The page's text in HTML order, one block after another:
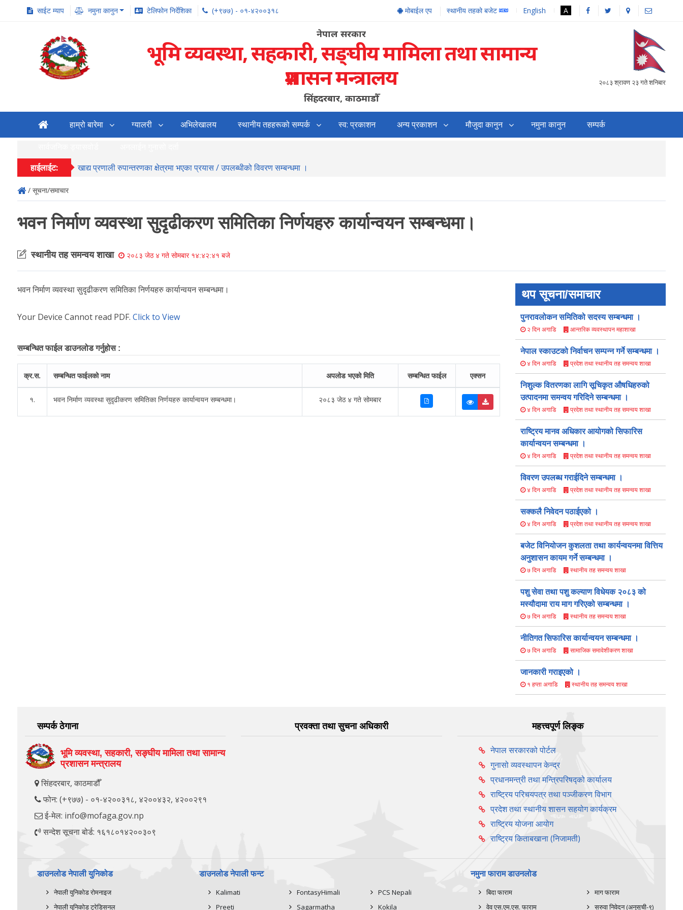
साईट म्याप नमुना कानुन टेलिफोन निर्देशिका (+९७७) - ०१-४२००३१८ मोबाईल एप स्थानीय तहको बजेट English A
नेपाल सरकार
भूमि व्यवस्था, सहकारी, सङ्‍घीय मामिला तथा सामान्य
प्रशासन मन्त्रालय
सिंहदरबार, काठमाडौँ
२०८३ श्रावण २३ गते शनिबार
हाम्रो बारेमा ग्यालरी अभिलेखालय स्थानीय तहहरूको सम्पर्क स्व: प्रकाशन अन्य प्रकाशन मौजुदा कानुन नमुना कानुन सम्पर्क
हाईलाईट: खाद्य प्रणाली रुपान्तरणका क्षेत्रमा भएका प्रयास / उपलब्धीको विवरण सम्बन्धमा ।
/ सूचना/समाचार
भवन निर्माण व्यवस्था सुदृढीकरण समितिका निर्णयहरु कार्यान्वयन सम्बन्धमा।
स्थानीय तह समन्वय शाखा २०८३ जेठ ४ गते सोमबार १४:४२:४१ बजे
भवन निर्माण व्यवस्था सुदृढीकरण समितिका निर्णयहरु कार्यान्वयन सम्बन्धमा।
Your Device Cannot read PDF. Click to View
सम्बन्धित फाईल डाउनलोड गर्नुहोस :
क्र.स. सम्बन्धित फाईलको नाम अपलोड भएको मिति सम्बन्धित फाईल एक्सन
१. भवन निर्माण व्यवस्था सुदृढीकरण समितिका निर्णयहरु कार्यान्वयन सम्बन्धमा। २०८३ जेठ ४ गते सोमबार
थप सूचना/समाचार
पुनरावलोकन समितिको सदस्य सम्बन्धमा ।
२ दिन अगाडि आन्तरिक व्यवस्थापन महाशाखा
नेपाल स्काउटको निर्वाचन सम्पन्न गर्ने सम्बन्धमा ।
४ दिन अगाडि प्रदेश तथा स्थानीय तह समन्वय शाखा
निशुल्क वितरणका लागि सूचिकृत औषधिहरुको
उत्पादनमा समन्वय गरिदिने सम्बन्धमा ।
४ दिन अगाडि प्रदेश तथा स्थानीय तह समन्वय शाखा
राष्ट्रिय मानव अधिकार आयोगको सिफारिस
कार्यान्वयन सम्बन्धमा ।
४ दिन अगाडि प्रदेश तथा स्थानीय तह समन्वय शाखा
विवरण उपलब्ध गराईदिने सम्बन्धमा ।
४ दिन अगाडि प्रदेश तथा स्थानीय तह समन्वय शाखा
सक्कलै निवेदन पठाईएको ।
४ दिन अगाडि प्रदेश तथा स्थानीय तह समन्वय शाखा
बजेट विनियोजन कुशलता तथा कार्यन्वयनमा वित्तिय
अनुशासन कायम गर्ने सम्बन्धमा ।
७ दिन अगाडि स्थानीय तह समन्वय शाखा
पशु सेवा तथा पशु कल्याण विधेयक २०८३ को
मस्यौ‍दामा राय माग गरिएको सम्बन्धमा ।
७ दिन अगाडि स्थानीय तह समन्वय शाखा
नीतिगत सिफारिस कार्यान्वयन सम्बन्धमा ।
७ दिन अगाडि सामाजिक समावेशीकरण शाखा
जानकारी गराइएको ।
१ हप्ता अगाडि स्थानीय तह समन्वय शाखा
सम्पर्क ठेगाना
भूमि व्यवस्था, सहकारी, सङ्‍घीय मामिला तथा सामान्य
प्रशासन मन्त्रालय
सिंहदरबार, काठमाडौँ
फोन: (+९७७) - ०१-४२००३१८, ४२००४३२, ४२००२९१
ई-मेल: info@mofaga.gov.np
सन्देश सूचना बोर्ड: १६१८०१४२००३०९
प्रवक्ता तथा सुचना अधिकारी महत्त्वपूर्ण लिङ्क
नेपाल सरकारको पोर्टल
गुनासो व्यवस्थापन केन्द्र
प्रधानमन्त्री तथा मन्त्रिपरिषद्को कार्यालय
राष्ट्रिय परिचयपत्र तथा पञ्‍जीकरण विभाग
प्रदेश तथा स्थानीय शासन सहयोग कार्यक्रम
राष्ट्रिय योजना आयोग
राष्ट्रिय किताबखाना (निजामती)
डाउनलोड नेपाली युनिकोड
नेपाली युनिकोड रोमनाइज
नेपाली युनिकोड ट्रेडिसनल
डाउनलोड नेपाली फन्ट
Kalimati
Preeti
FontasyHimali
Sagarmatha
नमुना फाराम डाउनलोड
PCS Nepali
Kokila
बिदा फाराम
वेव एस.एम.एस. फाराम
माग फाराम
सरुवा निवेदन (अनुसूची-९)